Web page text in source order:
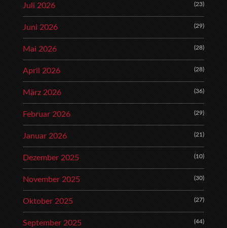
Juli 2026 (23)
Juni 2026 (29)
Mai 2026 (28)
April 2026 (28)
März 2026 (36)
Februar 2026 (29)
Januar 2026 (21)
Dezember 2025 (10)
November 2025 (30)
Oktober 2025 (27)
September 2025 (44)